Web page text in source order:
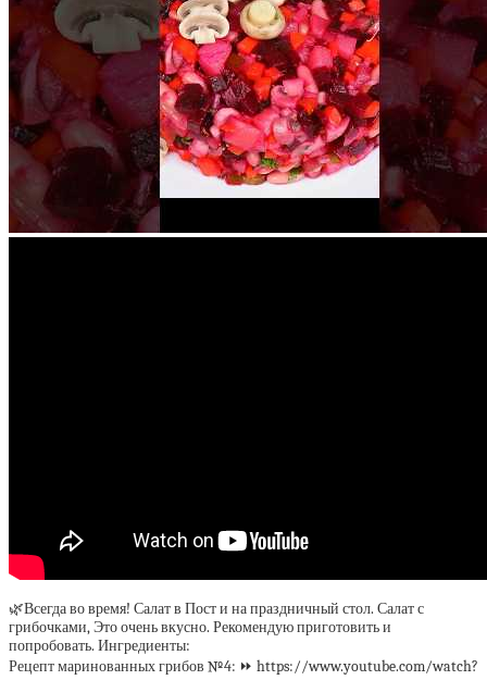
🌿Всегда во время! Салат в Пост и на праздничный стол. Салат с
грибочками, Это очень вкусно. Рекомендую приготовить и
попробовать. Ингредиенты:
Рецепт маринованных грибов №4: ⏩ https://www.youtube.com/watch?